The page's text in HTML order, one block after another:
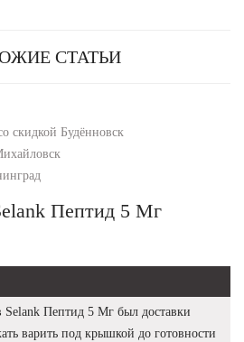
СТАТЬИ
скидкой Будённовск
Пептид 5 Мг
Selank Пептид 5 Мг был доставки
варить под крышкой до готовности